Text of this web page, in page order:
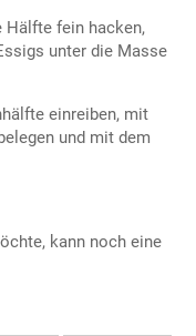
Hälfte fein hacken,
unter die Masse
einreiben, mit
und mit dem
kann noch eine